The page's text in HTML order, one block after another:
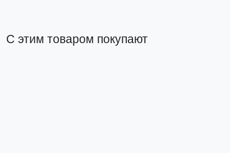
С этим товаром покупают